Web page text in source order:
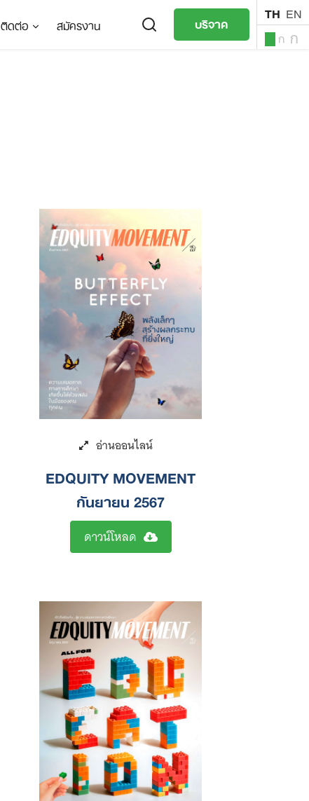
ติดต่อ สมัครงาน บริจาค TH EN
ก ก
EDQUITY MOVEMENT
กันยายน 2567
ดาวน์โหลด